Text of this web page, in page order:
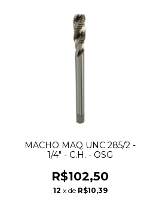
MACHO MAQ UNC 285/2 -
1/4" - C.H. - OSG
R$102,50
12 x de R$10,39